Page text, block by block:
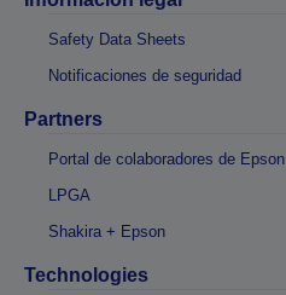
Safety Data Sheets
Notificaciones de seguridad
Partners
Portal de colaboradores de Epson
LPGA
Shakira + Epson
Technologies